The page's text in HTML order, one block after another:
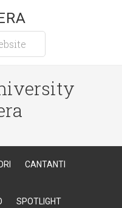
CANTANTI
SPOTLIGHT